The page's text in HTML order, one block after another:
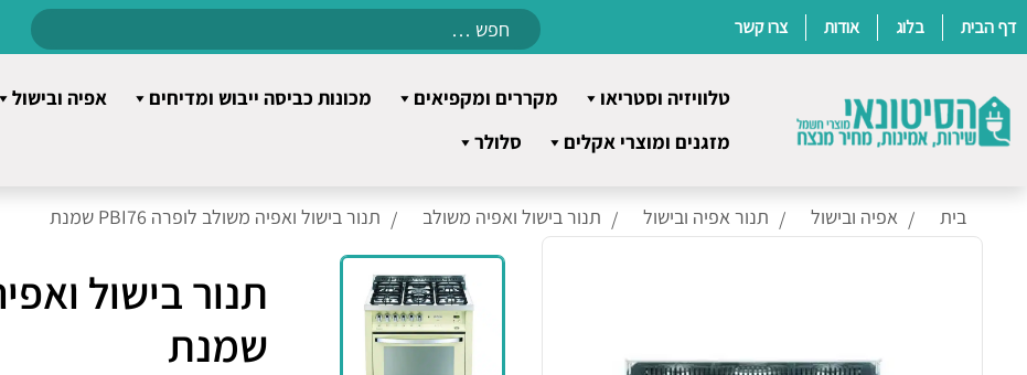
Skip
דף הבית בלוג אודות צרו קשר
Search
טלוויזיה וסטריאו מקררים ומקפיאים מכונות כביסה ייבוש ומדיחים אפיה ובישול
מזגנים ומוצרי אקלים
סלולר
בית אפיה ובישול תנור אפיה ובישול תנור בישול ואפיה משולב תנור בישול ואפיה משולב לופרה PBI76 שמנת
שמנת